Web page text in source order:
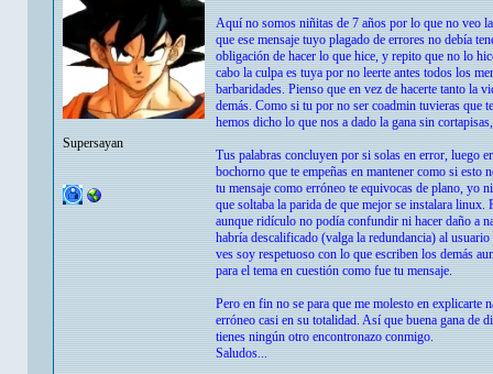
Supersayan
Aquí no somos niñitas de 7 años por lo que no veo
que ese mensaje tuyo plagado de errores no debía
obligación de hacer lo que hice, y repito que no lo
cabo la culpa es tuya por no leerte antes todos los
barbaridades. Pienso que en vez de hacerte tanto la
demás. Como si tu por no ser coadmin tuvieras que
hemos dicho lo que nos a dado la gana sin
Tus palabras concluyen por si solas en error, luego
bochorno que te empeñas en mantener como si
tu mensaje como erróneo te equivocas de plano, yo
que soltaba la parida de que mejor se instalara linux.
aunque ridículo no podía confundir ni hacer daño a
habría descalificado (valga la redundancia) al
ves soy respetuoso con lo que escriben los demás
para el tema en cuestión como fue tu mensaje.
Pero en fin no se para que me molesto en explicarte
erróneo casi en su totalidad. Así que buena gana de
tienes ningún otro encontronazo conmigo.
Saludos...